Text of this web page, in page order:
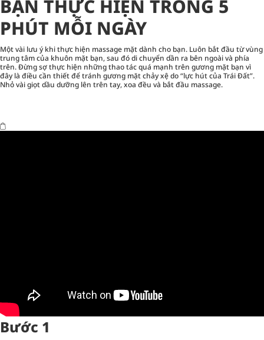
BẠN THỰC HIỆN TRONG 5
PHÚT MỖI NGÀY
Một vài lưu ý khi thực hiện massage mặt dành cho bạn. Luôn bắt đầu từ vùng
trung tâm của khuôn mặt bạn, sau đó di chuyển dần ra bên ngoài và phía
trên. Đừng sợ thực hiện những thao tác quá mạnh trên gương mặt bạn vì
đây là điều cần thiết để tránh gương mặt chảy xệ do “lực hút của Trái Đất”.
Nhỏ vài giọt dầu dưỡng lên trên tay, xoa đều và bắt đầu massage.
Bước 1